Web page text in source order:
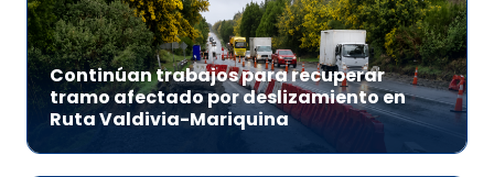
Continúan trabajos para recuperar
tramo afectado por deslizamiento en
Ruta Valdivia-Mariquina